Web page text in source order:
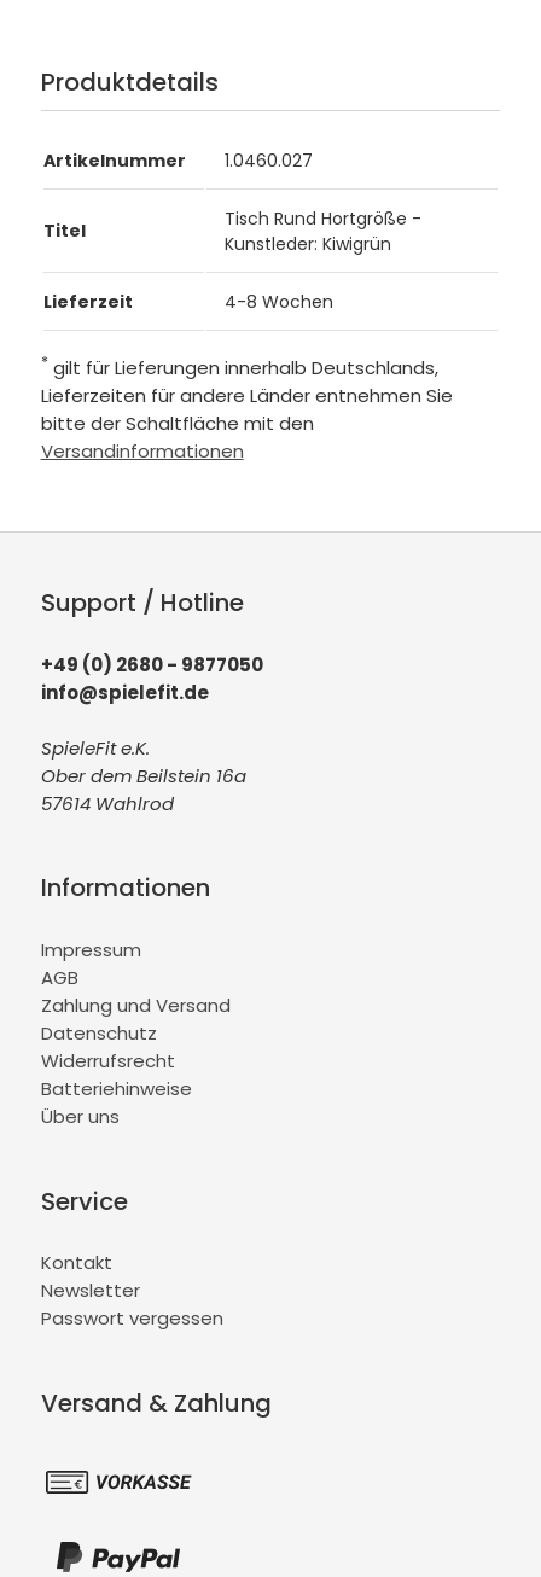
Produktdetails
Artikelnummer 1.0460.027
Titel
Tisch Rund Hortgröße -
Kunstleder: Kiwigrün
Lieferzeit 4-8 Wochen
* gilt für Lieferungen innerhalb Deutschlands,
Lieferzeiten für andere Länder entnehmen Sie
bitte der Schaltfläche mit den
Versandinformationen
Support / Hotline
+49 (0) 2680 - 9877050
info@spielefit.de
SpieleFit e.K.
Ober dem Beilstein 16a
57614 Wahlrod
Informationen
Impressum
AGB
Zahlung und Versand
Datenschutz
Widerrufsrecht
Batteriehinweise
Über uns
Service
Kontakt
Newsletter
Passwort vergessen
Versand & Zahlung